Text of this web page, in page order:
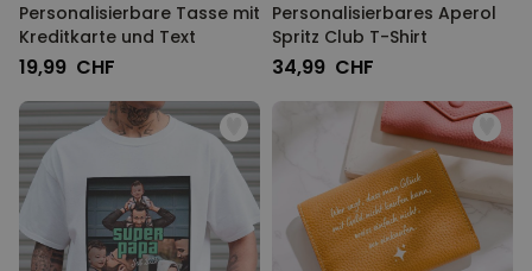
Personalisierbare Tasse mit
Kreditkarte und Text
19,99 CHF
Personalisierbares Aperol
Spritz Club T-Shirt
34,99 CHF